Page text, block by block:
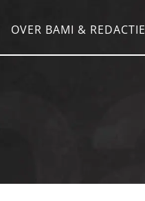
OVER BAMI & REDACTIE